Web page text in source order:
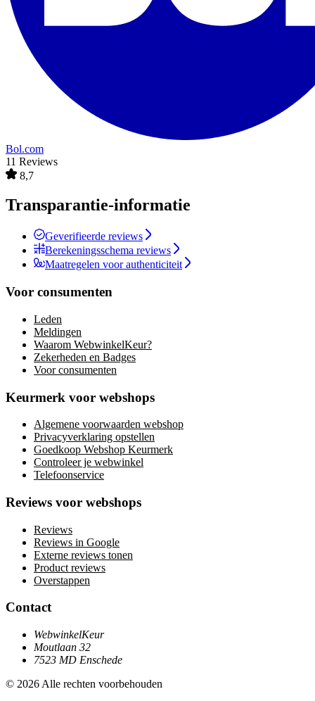
Bol.com
11 Reviews
8,7
Transparantie-informatie
Geverifieerde reviews
Berekeningsschema reviews
Maatregelen voor authenticiteit
Voor consumenten
Leden
Meldingen
Waarom WebwinkelKeur?
Zekerheden en Badges
Voor consumenten
Keurmerk voor webshops
Algemene voorwaarden webshop
Privacyverklaring opstellen
Goedkoop Webshop Keurmerk
Controleer je webwinkel
Telefoonservice
Reviews voor webshops
Reviews
Reviews in Google
Externe reviews tonen
Product reviews
Overstappen
Contact
WebwinkelKeur
Moutlaan 32
7523 MD Enschede
© 2026 Alle rechten voorbehouden